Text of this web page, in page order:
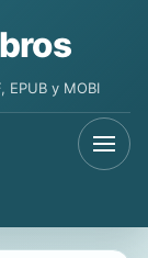
EPUB y MOBI